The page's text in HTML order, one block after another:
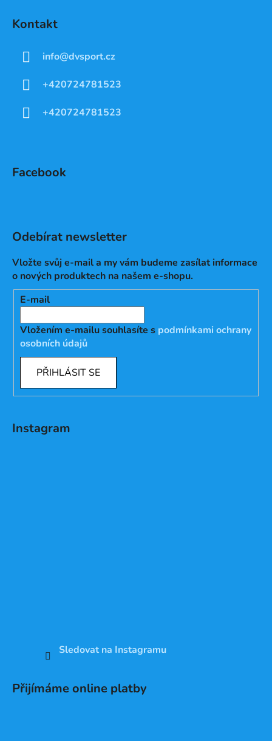
Kontakt
info@dvsport.cz
+420724781523
+420724781523
Facebook
Odebírat newsletter
Vložte svůj e-mail a my vám budeme zasílat informace
o nových produktech na našem e-shopu.
E-mail
Vložením e-mailu souhlasíte s podmínkami ochrany
osobních údajů
PŘIHLÁSIT SE
Instagram
Sledovat na Instagramu
Přijímáme online platby